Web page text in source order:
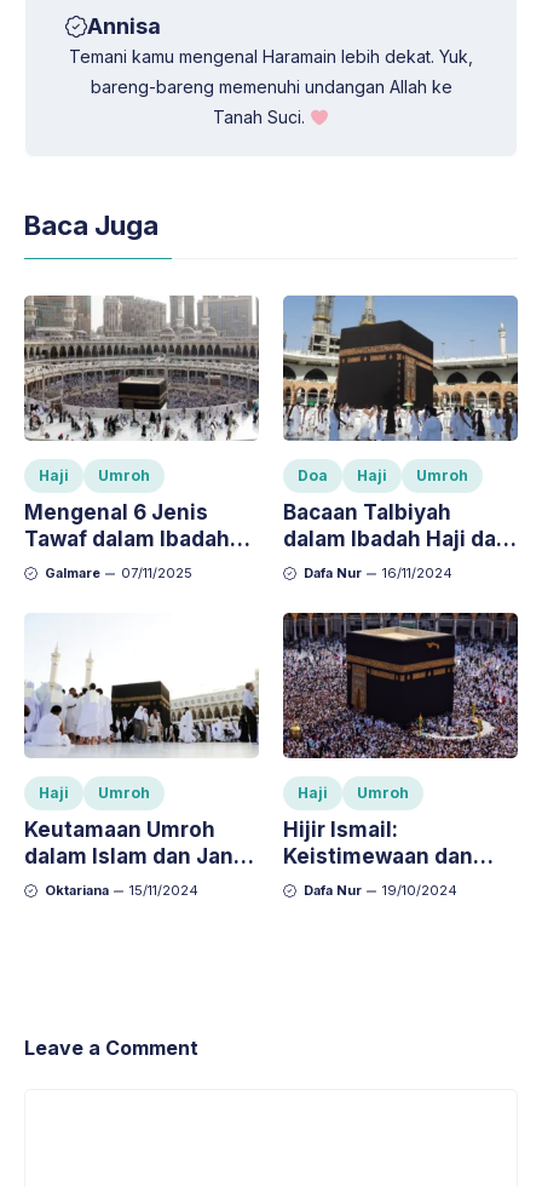
Annisa
Temani kamu mengenal Haramain lebih dekat. Yuk,
bareng-bareng memenuhi undangan Allah ke
Tanah Suci.
Baca Juga
Haji Umroh
Mengenal 6 Jenis
Tawaf dalam Ibadah
Haji dan Umroh,
Penjelasannya
Galmare 07/11/2025
Doa Haji Umroh
Bacaan Talbiyah
dalam Ibadah Haji dan
Umroh: Arti dan
Dafa Nur 16/11/2024
Haji Umroh
Keutamaan Umroh
dalam Islam dan Janji
Allah bagi Hamba
Oktariana 15/11/2024
Haji Umroh
Hijir Ismail:
Keistimewaan dan
Keutamaannya dalam
Dafa Nur 19/10/2024
Leave a Comment